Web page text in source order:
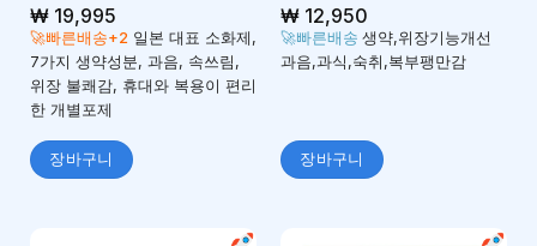
5 중에서
4.92로 평
가됨
₩19,995
🚀빠른배송+2일본 대표 소화제,
7가지 생약성분, 과음, 속쓰림,
위장 불쾌감, 휴대와 복용이 편리
한 개별포제
장바구니
5 중에서
4.91로 평
가됨
₩12,950
🚀빠른배송 생약,위장기능개선
과음,과식,숙취,복부팽만감
장바구니